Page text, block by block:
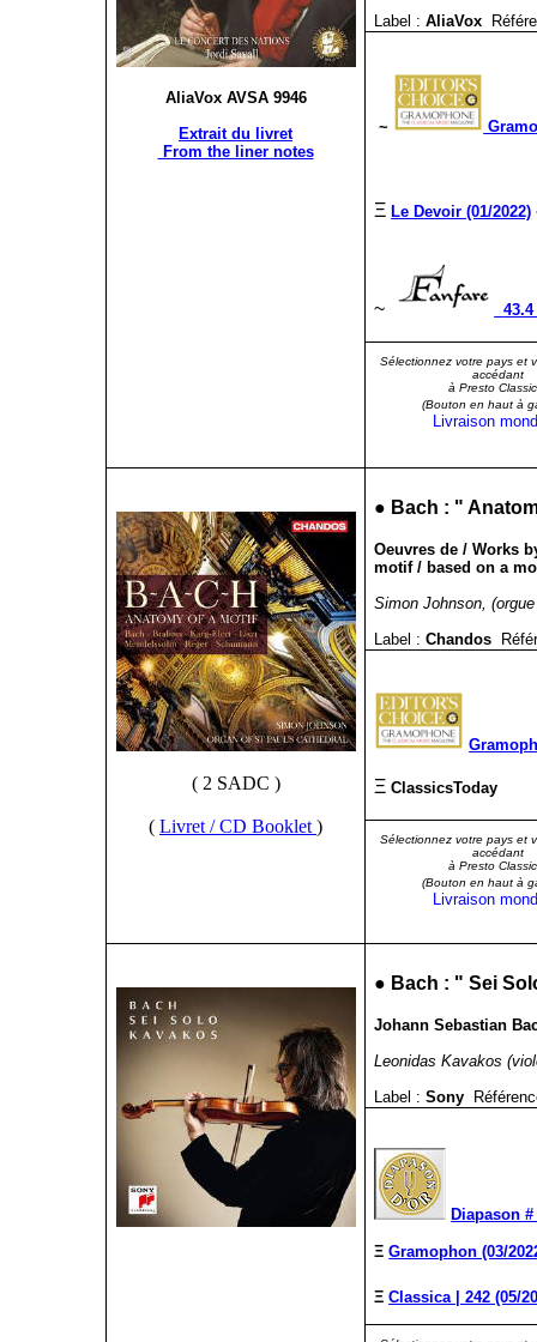
AliaVox AVSA 9946
Extrait du livret
From the liner notes
Label : AliaVox
~
ΞLe Devoir (01/2022)
~ 43.4
Sélectionnez votre pays et
accédant
à Presto
(Bouton en haut à
Livraison
( 2 SADC )
( Livret / CD Booklet )
● Bach : "
Oeuvres de / Works
motif / based on a
Simon Johnson,
Label : Chandos
ΞClassicsToday
Sélectionnez votre pays et
accédant
à Presto
(Bouton en haut à
Livraison
● Bach : "Sei
Johann Sebastian
Leonidas Kavakos
Label : Sony
Diapason #
ΞGramophon (03/
ΞClassica | 242 (05/